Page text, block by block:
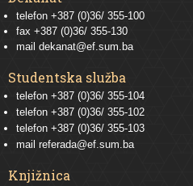
telefon +387 (0)36/ 355-100
fax +387 (0)36/ 355-130
mail dekanat@ef.sum.ba
Studentska služba
telefon +387 (0)36/ 355-104
telefon +387 (0)36/ 355-102
telefon +387 (0)36/ 355-103
mail referada@ef.sum.ba
Knjižnica